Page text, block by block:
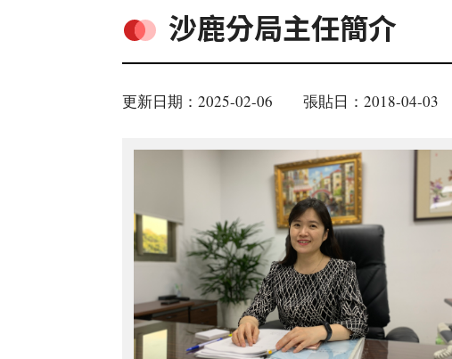
沙鹿分局主任簡介
更新日期：2025-02-06 張貼日：2018-04-03